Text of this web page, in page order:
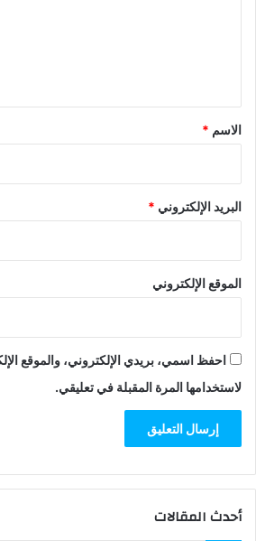
*الاسم *
البريد الإلكتروني *
الموقع الإلكتروني
احفظ اسمي، بريدي الإلكتروني، والموقع
لاستخدامها المرة المقبلة في تعليقي.
أحدث المقالات